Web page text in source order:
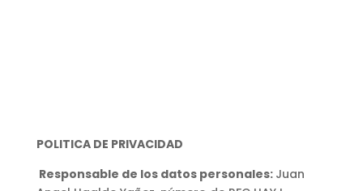
POLITICA DE PRIVACIDAD
Responsable de los datos personales: Juan